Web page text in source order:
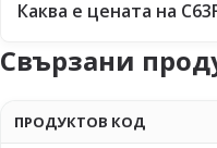
Каква е цената на
Свързани
ПРОДУКТОВ КОД